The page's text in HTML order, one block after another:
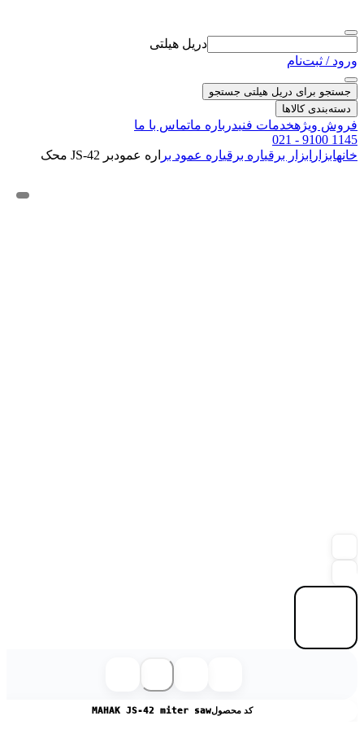
دریل هیلتی
ورود / ثبت‌نام
جستجو برای دریل هیلتی جستجو
دسته‌بندی کالاها
فروش ویژهخدمات فنیدرباره ماتماس با ما
021 - 9100 1145
خانهابزار ابزار برقیاره برقیاره عمود بر اره عمودبر JS-42 محک
کد محصولMAHAK JS-42 miter saw